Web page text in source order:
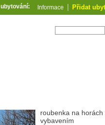
roubenka na
vybavením
Informace Přidat